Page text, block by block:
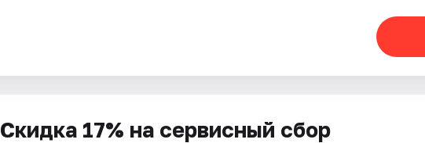
Скидка 17% на сервисный сбор